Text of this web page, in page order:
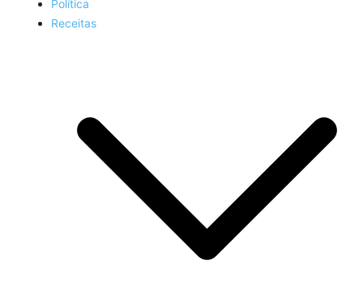
Política
Receitas